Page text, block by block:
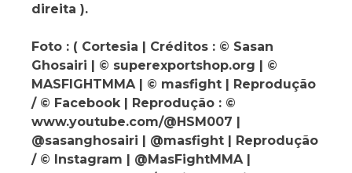
direita ).
Foto : ( Cortesia | Créditos : © Sasan
Ghosairi | © superexportshop.org | ©
MASFIGHTMMA | © masfight | Reprodução
/ © Facebook | Reprodução : ©
www.youtube.com/@HSM007 |
@sasanghosairi | @masfight | Reprodução
/ © Instagram | @MasFightMMA |